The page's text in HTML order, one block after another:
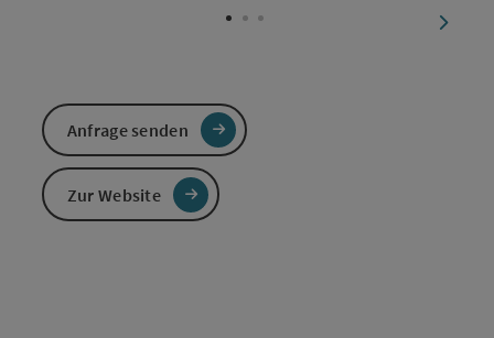
Anfrage senden
Zur Website